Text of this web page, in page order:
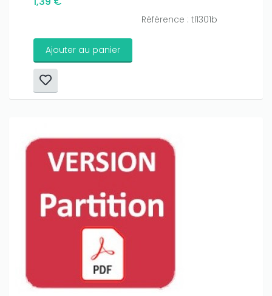
Référence : tl1301b
Ajouter au panier
Joo casino
amount on your credits!